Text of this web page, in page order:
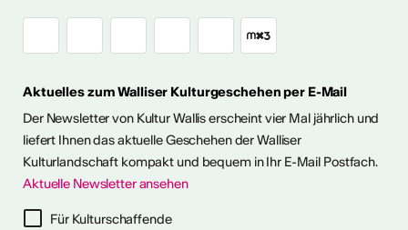
Himmel im Wallis
Kunst im Freien so richtig
eine kleine aber feine
im Wallis
Aktuelles zum Walliser Kulturgeschehen per E-Mail
Der Newsletter von Kultur Wallis erscheint vier Mal jährlich und
liefert Ihnen das aktuelle Geschehen der Walliser
Kulturlandschaft kompakt und bequem in Ihr E-Mail Postfach.
Aktuelle Newsletter ansehen
Für Kulturschaffende